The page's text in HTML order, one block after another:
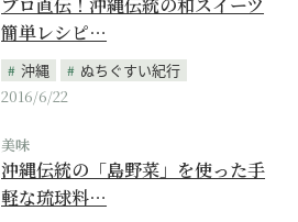
簡単レシピ…
沖縄
ぬちぐすい紀行
2016/6/22
美味
沖縄伝統の「島野菜」を使った手
軽な琉球料…